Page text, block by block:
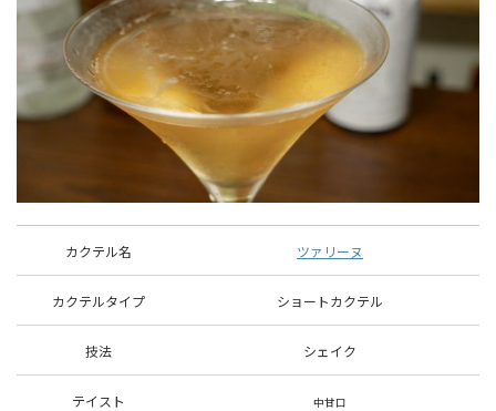
カクテル名 ツァリーヌ
カクテルタイプ ショートカクテル
技法 シェイク
テイスト 中甘口